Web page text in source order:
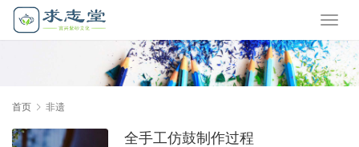
首页 非遗
全手工仿鼓制作过程